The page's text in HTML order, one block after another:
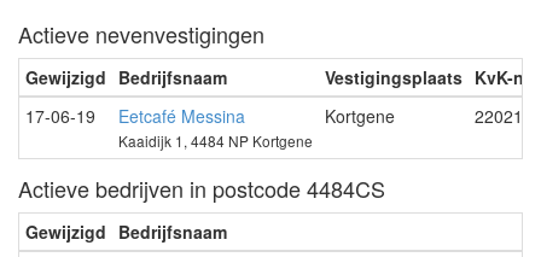
Actieve nevenvestigingen
Gewijzigd Bedrijfsnaam Vestigingsplaats KvK-
17-06-19
Eetcafé Messina
Kaaidijk 1, 4484 NP Kortgene
Kortgene
Actieve bedrijven in postcode 4484CS
Gewijzigd Bedrijfsnaam